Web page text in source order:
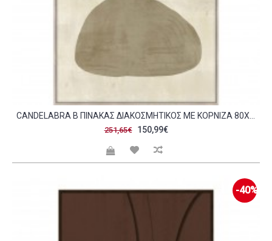
251,65€ 150,99€
-40%